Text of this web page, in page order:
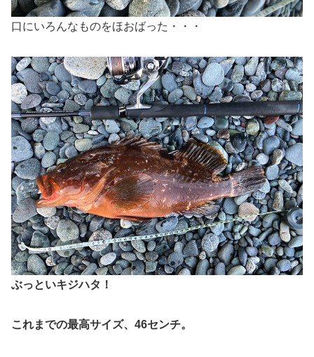
口にいろんなものをほおばった・・・
ぶっといキジハタ！
これまでの最高サイズ、46センチ。